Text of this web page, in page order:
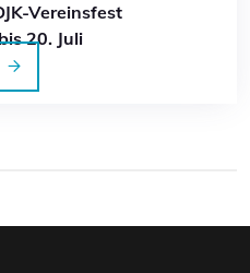
Vereinsfest
20. Juli